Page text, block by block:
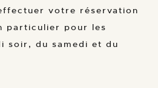
votre réservation
particulier pour les
soir, du samedi et du